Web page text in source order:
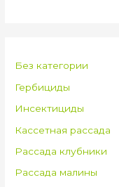
Без категории
Гербициды
Инсектициды
Кассетная рассада
Рассада клубники
Рассада малины